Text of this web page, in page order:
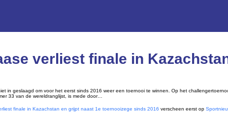
verliest finale in
in geslaagd om voor het eerst sinds 2016 weer een toernooi te winnen. Op het
33 van de wereldranglijst, is mede door…
finale in Kazachstan en grijpt naast 1e toernooizege sinds 2016 verscheen eerst op